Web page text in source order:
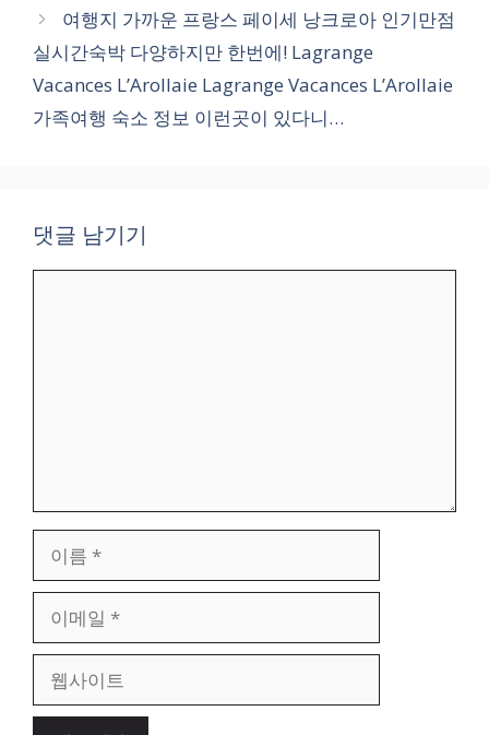
여행지 가까운 프랑스 페이세 낭크로아 인기만점
실시간숙박 다양하지만 한번에! Lagrange
Vacances L’Arollaie Lagrange Vacances L’Arollaie
가족여행 숙소 정보 이런곳이 있다니…
댓글 남기기
일
이